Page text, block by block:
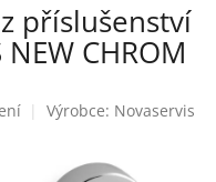
příslušenství
CHROM
Výrobce: Novaservis